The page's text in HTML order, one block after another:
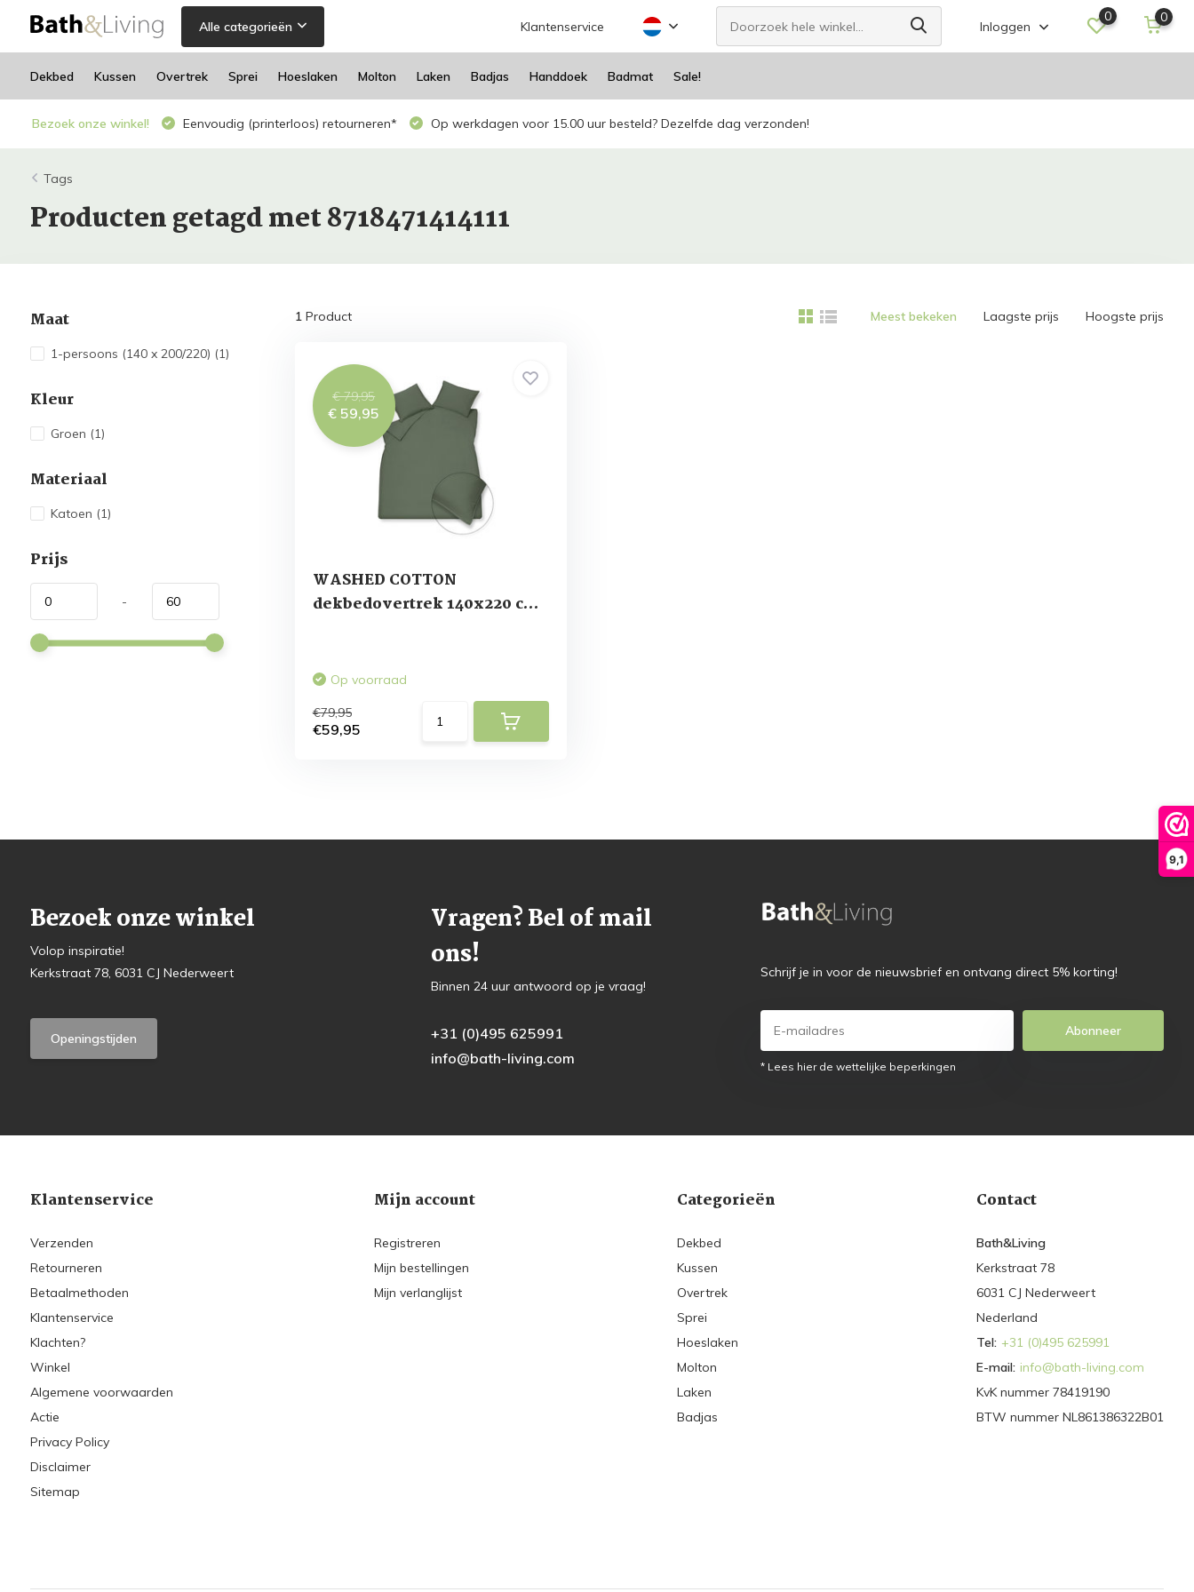
9,1
Alle categorieën Klantenservice Inloggen
0 0
Dekbed Kussen Overtrek Sprei Hoeslaken Molton Laken Badjas Handdoek Badmat Sale!
Bezoek onze winkel! Eenvoudig (printerloos) retourneren* Op werkdagen voor 15.00 uur besteld? Dezelfde dag verzonden!
Tags
Producten getagd met 8718471414111
Maat
1-persoons (140 x 200/220) (1)
Kleur
Groen (1)
Materiaal
Katoen (1)
Prijs
-
1Product Meest bekeken Laagste prijs Hoogste prijs
€ 79,95
€ 59,95
WASHED COTTON
dekbedovertrek 140x220 cm
Op voorraad
€79,95
€59,95
Bezoek onze winkel
Volop inspiratie!
Kerkstraat 78, 6031 CJ Nederweert
Openingstijden
Vragen? Bel of mail
ons!
Binnen 24 uur antwoord op je vraag!
+31 (0)495 625991
info@bath-living.com
Schrijf je in voor de nieuwsbrief en ontvang direct 5% korting!
Abonneer
* Lees hier de wettelijke beperkingen
Klantenservice
Verzenden
Retourneren
Betaalmethoden
Klantenservice
Klachten?
Winkel
Algemene voorwaarden
Actie
Privacy Policy
Disclaimer
Sitemap
Mijn account
Registreren
Mijn bestellingen
Mijn verlanglijst
Categorieën
Dekbed
Kussen
Overtrek
Sprei
Hoeslaken
Molton
Laken
Badjas
Contact
Bath&Living
Kerkstraat 78
6031 CJ Nederweert
Nederland
Tel: +31 (0)495 625991
E-mail: info@bath-living.com
KvK nummer 78419190
BTW nummer NL861386322B01